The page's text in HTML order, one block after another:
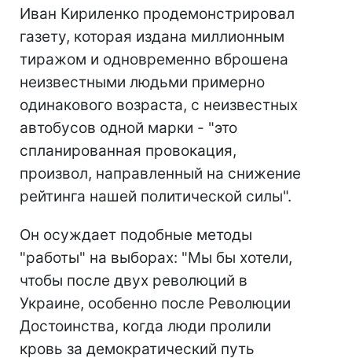
Иван Кириленко продемонстрировал
газету, которая издана миллионным
тиражом и одновременно вброшена
неизвестными людьми примерно
одинакового возраста, с неизвестных
автобусов одной марки - "это
спланированная провокация,
произвол, направленный на снижение
рейтинга нашей политической силы".
Он осуждает подобные методы
"работы" на выборах: "Мы бы хотели,
чтобы после двух революций в
Украине, особенно после Революции
Достоинства, когда люди пролили
кровь за демократический путь